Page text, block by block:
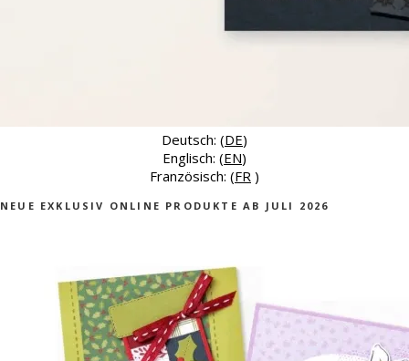
Deutsch: (DE)
Englisch: (EN)
Französisch: (FR )
NEUE EXKLUSIV ONLINE PRODUKTE AB JULI 2026